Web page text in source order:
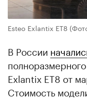
Esteo Exlantix ET8
В России
Exlantix ET8 от
Стоимость